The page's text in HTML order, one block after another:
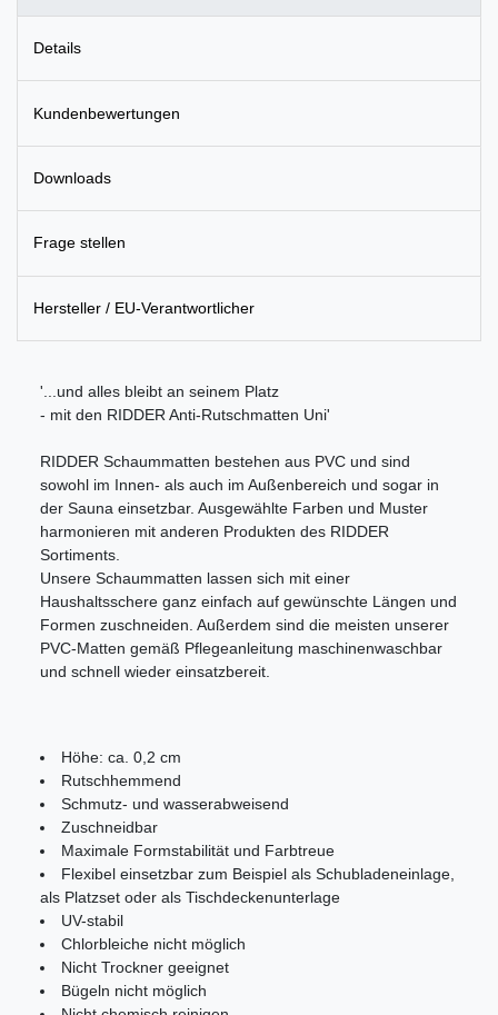
Details
Kundenbewertungen
Downloads
Frage stellen
Hersteller / EU-Verantwortlicher
'...und alles bleibt an seinem Platz
- mit den RIDDER Anti-Rutschmatten Uni'
RIDDER Schaummatten bestehen aus PVC und sind
sowohl im Innen- als auch im Außenbereich und sogar in
der Sauna einsetzbar. Ausgewählte Farben und Muster
harmonieren mit anderen Produkten des RIDDER
Sortiments.
Unsere Schaummatten lassen sich mit einer
Haushaltsschere ganz einfach auf gewünschte Längen und
Formen zuschneiden. Außerdem sind die meisten unserer
PVC-Matten gemäß Pflegeanleitung maschinenwaschbar
und schnell wieder einsatzbereit.
Höhe: ca. 0,2 cm
Rutschhemmend
Schmutz- und wasserabweisend
Zuschneidbar
Maximale Formstabilität und Farbtreue
Flexibel einsetzbar zum Beispiel als Schubladeneinlage,
als Platzset oder als Tischdeckenunterlage
UV-stabil
Chlorbleiche nicht möglich
Nicht Trockner geeignet
Bügeln nicht möglich